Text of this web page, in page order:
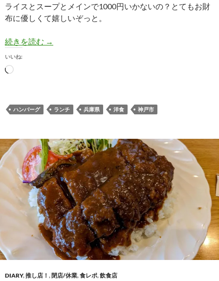
ライスとスープとメインで1000円いかないの？とてもお財
布に優しくて嬉しいぞっと。
続きを読む 【洋食】煮込みハンバーグうまうま。洋食の店
→
いいね:
読
み
中…
ハンバーグ ランチ 兵庫県 洋食 神戸市
DIARY,推し店！ ,閉店/休業,食レポ,飲食店